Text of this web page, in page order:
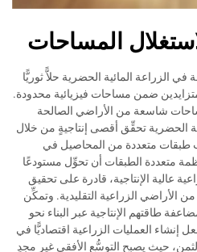
المساحات
الزراعة المائية الحضرية حلاًّ ثوريًّا
ضمن مساحات فيزيائية محدودة.
شاسعة من الأراضي الصالحة
الحضرية تحقِّق أقصى إنتاجيةٍ من خلال
طبقات متعددة من المحاصيل في
متعددة الطبقات أن تحوِّل مستودعًا
عالية الإنتاجية، قادرة على تحقيق
الأراضي الزراعية التقليدية. وتمكِّن
طاقتهم الإنتاجية عبر البناء نحو
إنشاء العمليات الزراعية اقتصاديًّا في
حيث يصبح التوسُّع الأفقي غير مجدٍ